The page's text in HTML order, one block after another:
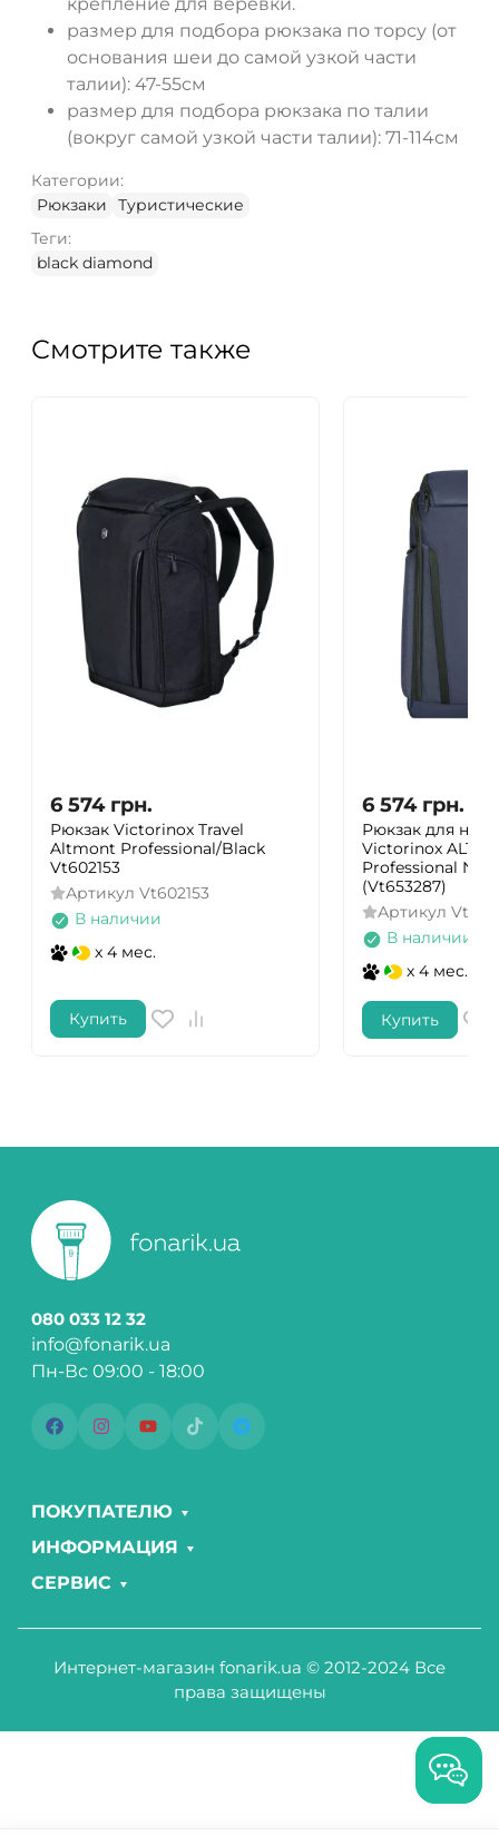
крепление для веревки.
размер для подбора рюкзака по торсу (от
основания шеи до самой узкой части
талии): 47-55см
размер для подбора рюкзака по талии
(вокруг самой узкой части талии): 71-114см
Категории:
Рюкзаки
Туристические
Теги:
black diamond
Смотрите также
6 574 грн.
Рюкзак Victorinox Travel
Altmont Professional/Black
Vt602153
Артикул Vt602153
В наличии
x 4 мес.
Купить
6 574 грн.
Рюкзак для
Victorinox
Professional
(Vt653287)
Артикул
В наличии
x 4 мес.
Купить
080 033 12 32
info@fonarik.ua
Пн-Вс 09:00 - 18:00
ПОКУПАТЕЛЮ
ИНФОРМАЦИЯ
СЕРВИС
Интернет-магазин fonarik.ua © 2012-2024 Все
права защищены